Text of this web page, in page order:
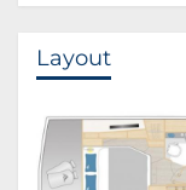
Layout